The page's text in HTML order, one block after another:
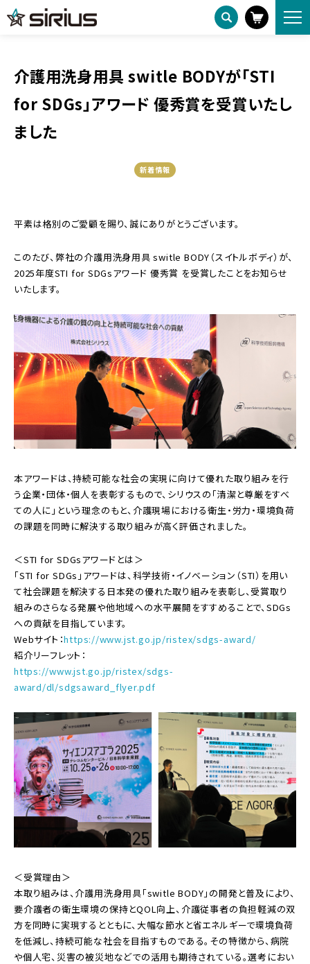
HOME
ニュースリリース
介護用洗身用具 switle BODYが「STI for SDGs」アワード 優秀賞を受賞いたしました
介護用洗身用具 switle BODYが「STI
for SDGs」アワード 優秀賞を受賞いたし
ました
新着情報
平素は格別のご愛顧を賜り、誠にありがとうございます。
このたび、弊社の介護用洗身用具 switle BODY（スイトルボディ）が、
2025年度STI for SDGsアワード 優秀賞 を受賞したことをお知らせ
いたします。
本アワードは、持続可能な社会の実現に向けて優れた取り組みを行
う企業・団体・個人を表彰するもので、シリウスの「清潔と尊厳をすべ
ての人に」という理念のもと、介護現場における衛生・労力・環境負荷
の課題を同時に解決する取り組みが高く評価されました。
＜STI for SDGsアワードとは＞
「STI for SDGs」アワードは、科学技術・イノベーション（STI）を用い
て社会課題を解決する日本発の優れた取り組みを表彰し、受賞取り
組みのさらなる発展や他地域への水平展開をすすめることで、SDGs
への貢献を目指しています。
Webサイト：https://www.jst.go.jp/ristex/sdgs-award/
紹介リーフレット：
https://www.jst.go.jp/ristex/sdgs-
award/dl/sdgsaward_flyer.pdf
＜受賞理由＞
本取り組みは、介護用洗身用具「switle BODY」の開発と普及により、
要介護者の衛生環境の保持とQOL向上、介護従事者の負担軽減の双
方を同時に実現するとともに、大幅な節水と省エネルギーで環境負荷
を低減し、持続可能な社会を目指すものである。その特徴から、病院
や個人宅、災害の被災地などでの活用も期待されている。選考におい